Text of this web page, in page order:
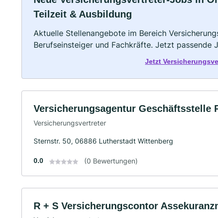
Teilzeit & Ausbildung
Aktuelle Stellenangebote im Bereich
Berufseinsteiger und Fachkräfte. Jetzt passende
Jetzt
Versicherungsagentur Geschäftsstelle
Versicherungsvertreter
Sternstr. 50, 06886 Lutherstadt Wittenberg
0.0 (0 Bewertungen)
R + S Versicherungscontor